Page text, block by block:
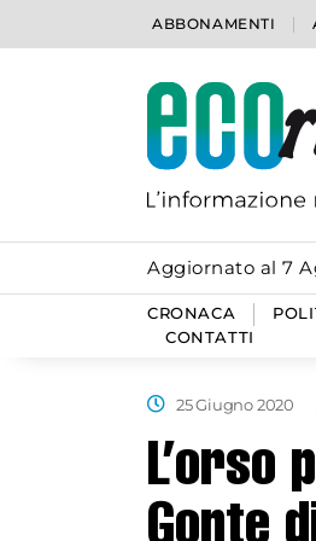
ABBONAMENTI
Aggiornato al 7
CRONACA
CONTATTI
25 Giugno 2020
L’orso